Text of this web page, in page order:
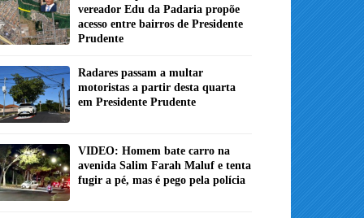
vereador Edu da Padaria propõe
acesso entre bairros de Presidente
Prudente
Radares passam a multar
motoristas a partir desta quarta
em Presidente Prudente
VIDEO: Homem bate carro na
avenida Salim Farah Maluf e tenta
fugir a pé, mas é pego pela polícia